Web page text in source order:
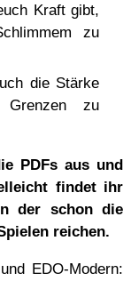
Kraft gibt,
zu
die Stärke
zu
PDFs aus und
findet ihr
der schon die
reichen.
EDO-Modern: